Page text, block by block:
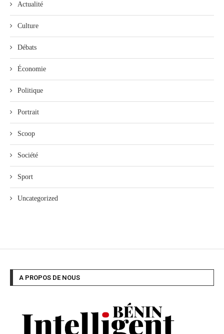
Actualité
Culture
Débats
Économie
Politique
Portrait
Scoop
Société
Sport
Uncategorized
A PROPOS DE NOUS